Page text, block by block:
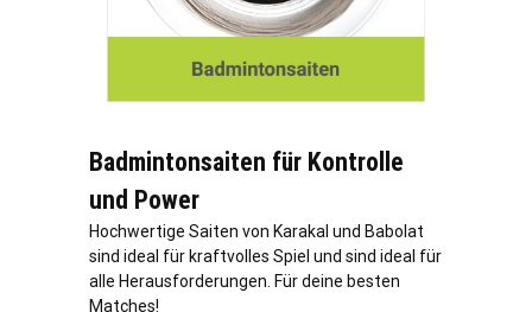
Badmintonsaiten für Kontrolle
und Power
Hochwertige Saiten von Karakal und Babolat
sind ideal für kraftvolles Spiel und sind ideal für
alle Herausforderungen. Für deine besten
Matches!